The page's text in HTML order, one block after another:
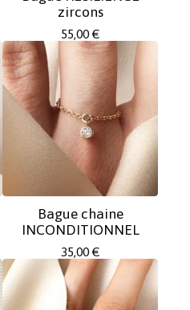
zircons
55,00 €
Bague chaine
INCONDITIONNEL
35,00 €